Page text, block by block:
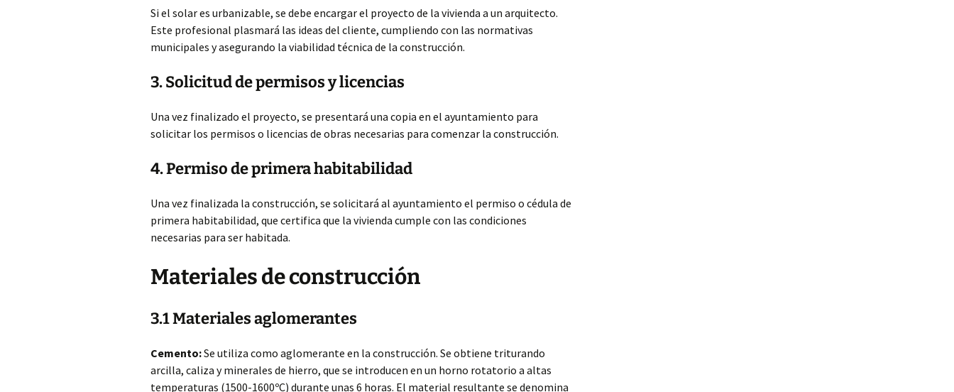
Si el solar es urbanizable, se debe encargar el proyecto de la vivienda a un arquitecto.
Este profesional plasmará las ideas del cliente, cumpliendo con las normativas
municipales y asegurando la viabilidad técnica de la construcción.
3. Solicitud de permisos y licencias
Una vez finalizado el proyecto, se presentará una copia en el ayuntamiento para
solicitar los permisos o licencias de obras necesarias para comenzar la construcción.
4. Permiso de primera habitabilidad
Una vez finalizada la construcción, se solicitará al ayuntamiento el permiso o cédula de
primera habitabilidad, que certifica que la vivienda cumple con las condiciones
necesarias para ser habitada.
Materiales de construcción
3.1 Materiales aglomerantes
Cemento:Se utiliza como aglomerante en la construcción. Se obtiene triturando
arcilla, caliza y minerales de hierro, que se introducen en un horno rotatorio a altas
temperaturas (1500-1600ºC) durante unas 6 horas. El material resultante se denomina